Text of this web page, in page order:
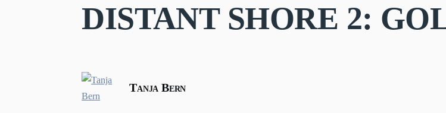
DISTANT SHORE 2:
Tanja Bern